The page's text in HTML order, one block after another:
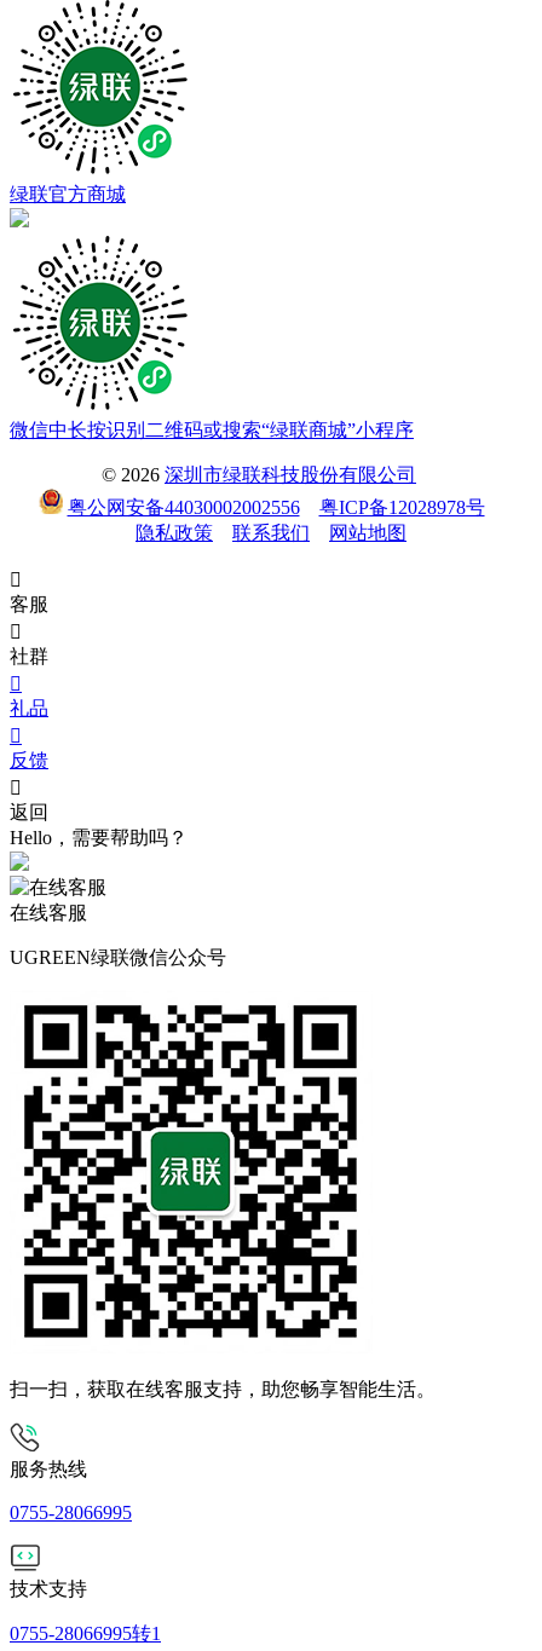
绿联官方商城
微信中长按识别二维码或搜索“绿联商城”小程序
© 2026 深圳市绿联科技股份有限公司
粤公网安备44030002002556
粤ICP备12028978号
隐私政策
联系我们 网站地图

客服

社群

礼品

反馈

返回
Hello，需要帮助吗？
在线客服
UGREEN绿联微信公众号
扫一扫，获取在线客服支持，助您畅享智能生活。
服务热线
0755-28066995
技术支持
0755-28066995转1